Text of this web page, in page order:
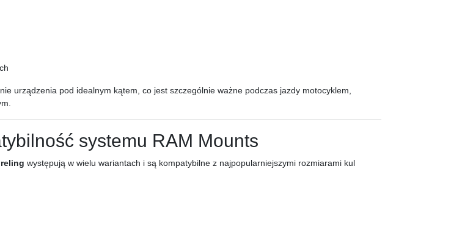
urządzenia pod idealnym kątem, co jest szczególnie ważne podczas jazdy motocyklem,
systemu RAM Mounts
występują w wielu wariantach i są kompatybilne z najpopularniejszymi rozmiarami kul